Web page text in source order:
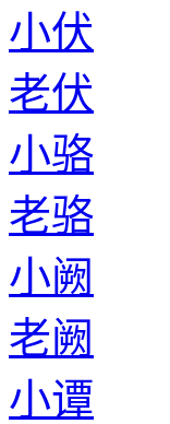
小伏
老伏
小骆
老骆
小阙
老阙
小谭